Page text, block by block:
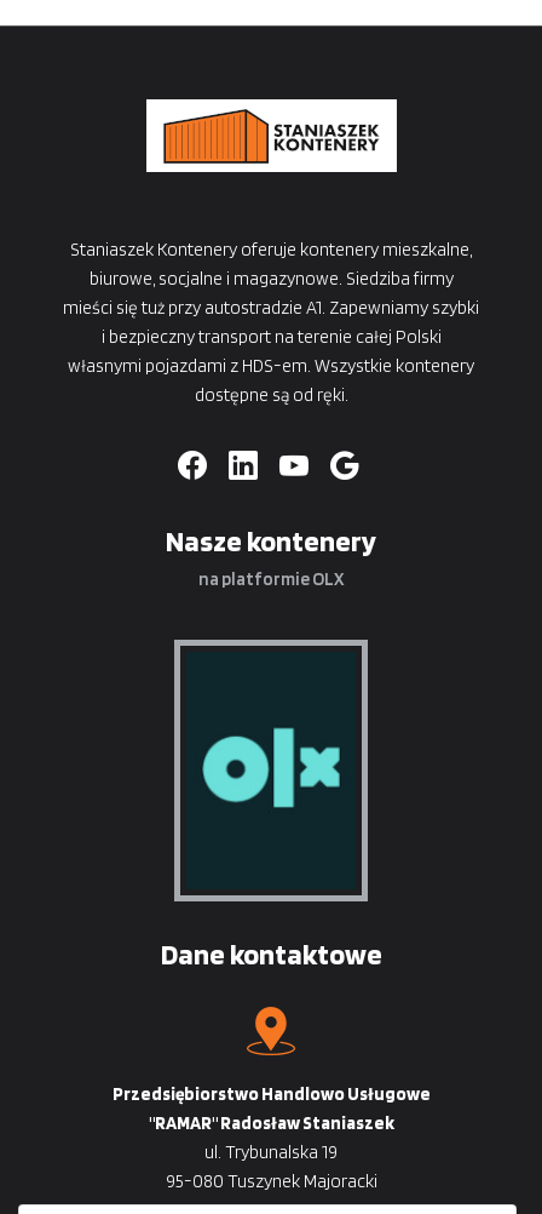
Staniaszek Kontenery oferuje kontenery mieszkalne,
biurowe, socjalne i magazynowe. Siedziba firmy
mieści się tuż przy autostradzie A1. Zapewniamy szybki
i bezpieczny transport na terenie całej Polski
własnymi pojazdami z HDS-em. Wszystkie kontenery
dostępne są od ręki.
Nasze kontenery
na platformie OLX
Dane kontaktowe
Przedsiębiorstwo Handlowo Usługowe
"RAMAR" Radosław Staniaszek
ul. Trybunalska 19
95-080 Tuszynek Majoracki